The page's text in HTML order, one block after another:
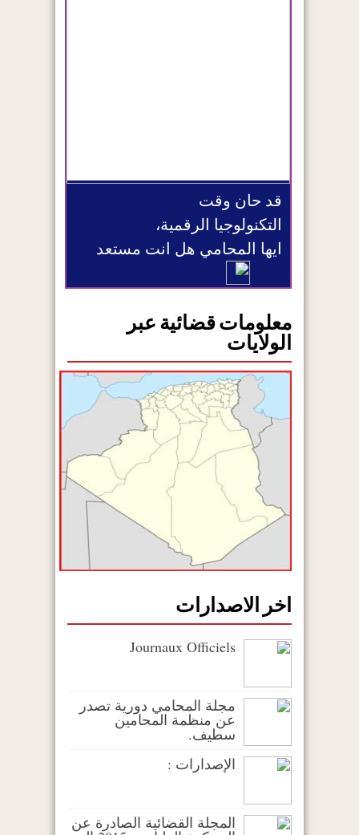
قد حان وقت
التكنولوجيا الرقمية،
ايها المحامي هل انت مستعد
معلومات قضائية عبر
الولايات
اخر الاصدارات
Journaux Officiels
مجلة المحامي دورية تصدر
عن منظمة المحامين
سطيف.
الإصدارات :
المجلة القضائية الصادرة عن